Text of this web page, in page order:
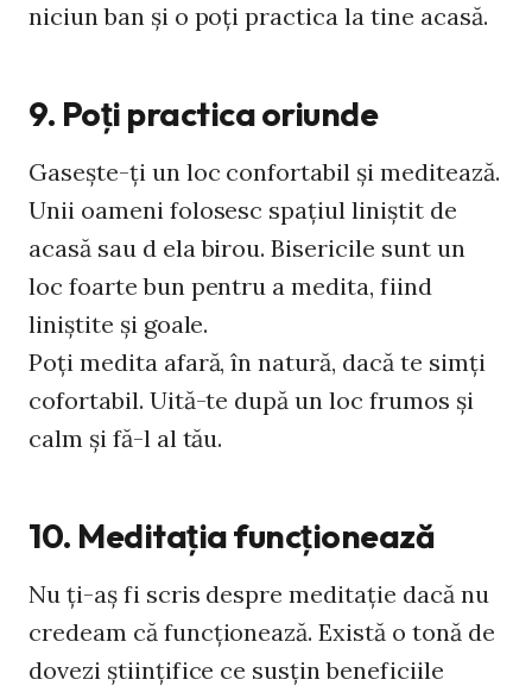
niciun ban şi o poţi practica la tine acasă.
9. Poţi practica oriunde
Gaseşte-ţi un loc confortabil şi meditează.
Unii oameni folosesc spaţiul liniştit de
acasă sau d ela birou. Bisericile sunt un
loc foarte bun pentru a medita, fiind
liniştite şi goale.
Poţi medita afară, în natură, dacă te simţi
cofortabil. Uită-te după un loc frumos şi
calm şi fă-l al tău.
10. Meditaţia funcţionează
Nu ţi-aş fi scris despre meditaţie dacă nu
credeam că funcţionează. Există o tonă de
dovezi ştiinţifice ce susţin beneficiile